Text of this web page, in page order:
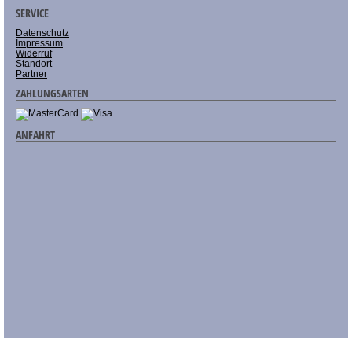
SERVICE
Datenschutz
Impressum
Widerruf
Standort
Partner
ZAHLUNGSARTEN
ANFAHRT